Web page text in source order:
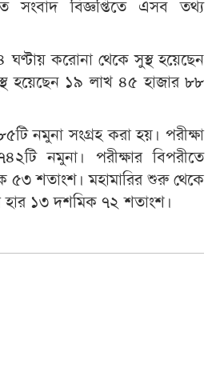
সংবাদ বিজ্ঞপ্তিতে এসব তথ্য
ঘণ্টায় করোনা থেকে সুস্থ হয়েছেন
হয়েছেন ১৯ লাখ ৪৫ হাজার ৮৮
নমুনা সংগ্রহ করা হয়। পরীক্ষা
নমুনা। পরীক্ষার বিপরীতে
৫৩ শতাংশ। মহামারির শুরু থেকে
হার ১৩ দশমিক ৭২ শতাংশ।